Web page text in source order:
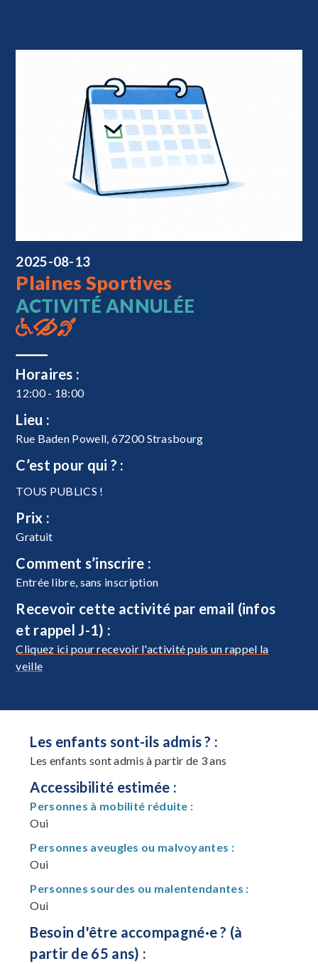
2025-08-13
Plaines Sportives
ACTIVITÉ ANNULÉE
Horaires :
12:00 - 18:00
Lieu :
Rue Baden Powell, 67200 Strasbourg
C’est pour qui ? :
TOUS PUBLICS !
Prix :
Gratuit
Comment s’inscrire :
Entrée libre, sans inscription
Recevoir cette activité par email (infos
et rappel J-1) :
Cliquez ici pour recevoir l'activité puis un rappel la
veille
Les enfants sont-ils admis ? :
Les enfants sont admis à partir de 3 ans
Accessibilité estimée :
Personnes à mobilité réduite :
Oui
Personnes aveugles ou malvoyantes :
Oui
Personnes sourdes ou malentendantes :
Oui
Besoin d'être accompagné·e ? (à
partir de 65 ans) :